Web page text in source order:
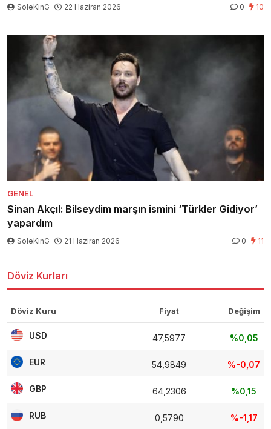
SoleKinG 22 Haziran 2026 0 10
GENEL
Sinan Akçıl: Bilseydim marşın ismini ‘Türkler Gidiyor’
yapardım
SoleKinG 21 Haziran 2026 0 11
Döviz Kurları
Döviz Kuru Fiyat Değişim
USD 47,5977 %0,05
EUR 54,9849 %-0,07
GBP 64,2306 %0,15
RUB 0,5790 %-1,17